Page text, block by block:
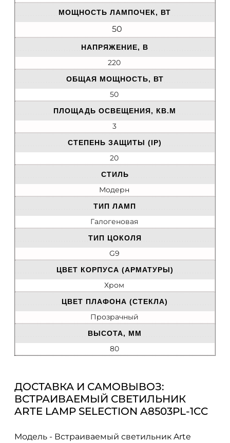
МОЩНОСТЬ ЛАМПОЧЕК, ВТ
50
НАПРЯЖЕНИЕ, В
220
ОБЩАЯ МОЩНОСТЬ, ВТ
50
ПЛОЩАДЬ ОСВЕЩЕНИЯ, КВ.М
3
СТЕПЕНЬ ЗАЩИТЫ (IP)
20
СТИЛЬ
Модерн
ТИП ЛАМП
Галогеновая
ТИП ЦОКОЛЯ
G9
ЦВЕТ КОРПУСА (АРМАТУРЫ)
Хром
ЦВЕТ ПЛАФОНА (СТЕКЛА)
Прозрачный
ВЫСОТА, ММ
80
ДОСТАВКА И САМОВЫВОЗ:
ВСТРАИВАЕМЫЙ СВЕТИЛЬНИК
ARTE LAMP SELECTION A8503PL-1CC
Модель - Встраиваемый светильник Arte